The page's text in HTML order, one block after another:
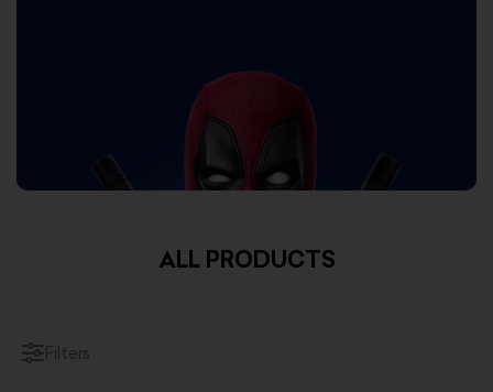
ALL PRODUCTS
Filters